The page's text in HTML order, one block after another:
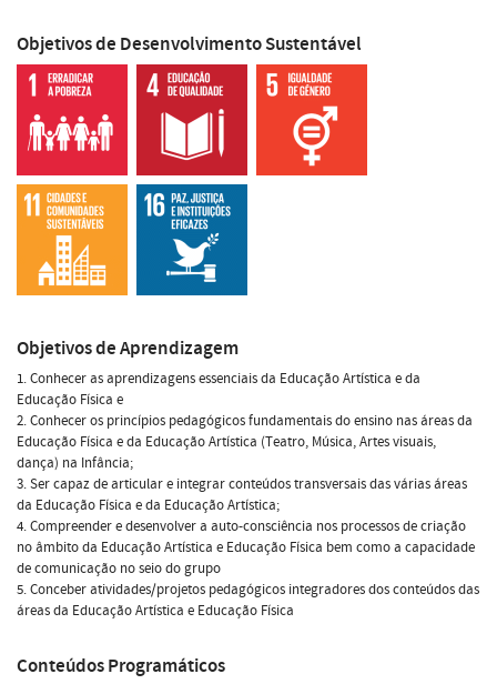
Objetivos de Desenvolvimento Sustentável
Objetivos de Aprendizagem
1. Conhecer as aprendizagens essenciais da Educação Artística e da
Educação Física e
2. Conhecer os princípios pedagógicos fundamentais do ensino nas áreas da
Educação Física e da Educação Artística (Teatro, Música, Artes visuais,
dança) na Infância;
3. Ser capaz de articular e integrar conteúdos transversais das várias áreas
da Educação Física e da Educação Artística;
4. Compreender e desenvolver a auto-consciência nos processos de criação
no âmbito da Educação Artística e Educação Física bem como a capacidade
de comunicação no seio do grupo
5. Conceber atividades/projetos pedagógicos integradores dos conteúdos das
áreas da Educação Artística e Educação Física
Conteúdos Programáticos